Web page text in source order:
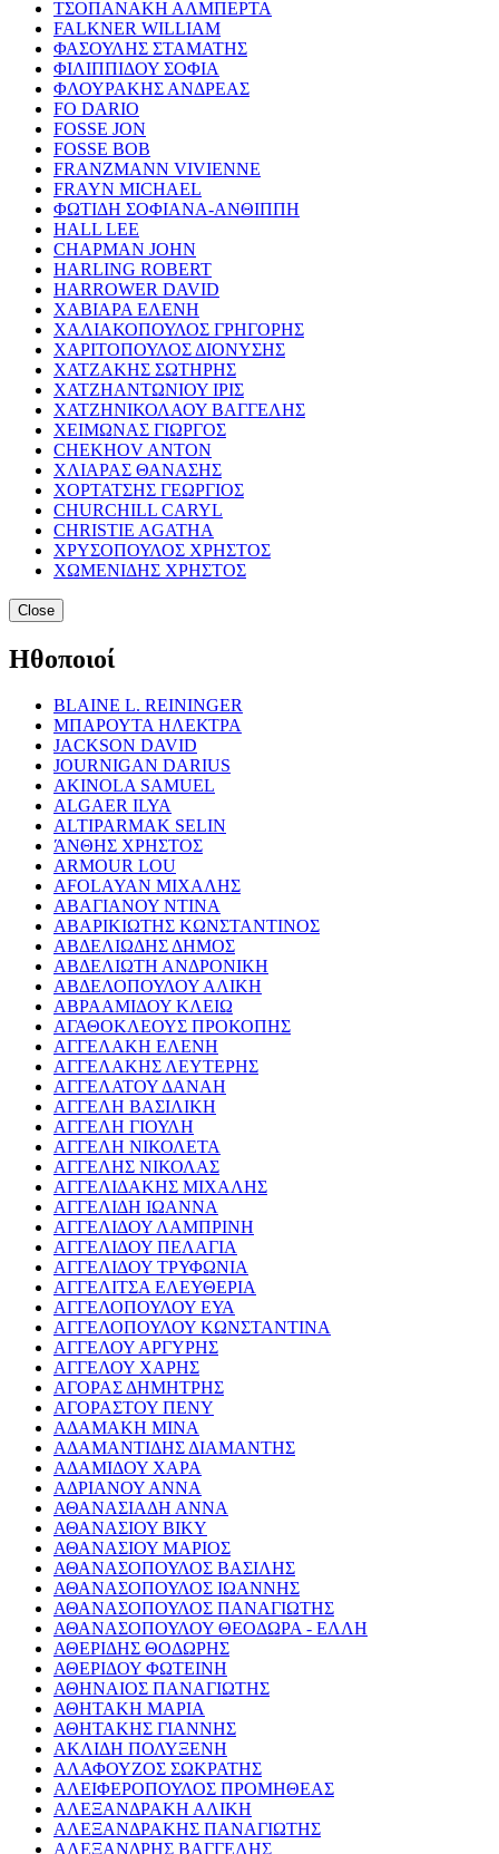
ΤΣΟΠΑΝΑΚΗ ΑΛΜΠΕΡΤΑ
FALKNER WILLIAM
ΦΑΣΟΥΛΗΣ ΣΤΑΜΑΤΗΣ
ΦΙΛΙΠΠΙΔΟΥ ΣΟΦΙΑ
ΦΛΟΥΡΑΚΗΣ ΑΝΔΡΕΑΣ
FO DARIO
FOSSE JON
FOSSE BOB
FRANZMANN VIVIENNE
FRAYN MICHAEL
ΦΩΤΙΔΗ ΣΟΦΙΑΝΑ-ΑΝΘΙΠΠΗ
HALL LEE
CHAPMAN JOHN
HARLING ROBERT
HARROWER DAVID
ΧΑΒΙΑΡΑ ΕΛΕΝΗ
ΧΑΛΙΑΚΟΠΟΥΛΟΣ ΓΡΗΓΟΡΗΣ
ΧΑΡΙΤΟΠΟΥΛΟΣ ΔΙΟΝΥΣΗΣ
ΧΑΤΖΑΚΗΣ ΣΩΤΗΡΗΣ
ΧΑΤΖΗΑΝΤΩΝΙΟΥ ΙΡΙΣ
ΧΑΤΖΗΝΙΚΟΛΑΟΥ ΒΑΓΓΕΛΗΣ
ΧΕΙΜΩΝΑΣ ΓΙΩΡΓΟΣ
CHEKHOV ANTON
ΧΛΙΑΡΑΣ ΘΑΝΑΣΗΣ
ΧΟΡΤΑΤΣΗΣ ΓΕΩΡΓΙΟΣ
CHURCHILL CARYL
CHRISTIE AGATHA
ΧΡΥΣΟΠΟΥΛΟΣ ΧΡΗΣΤΟΣ
ΧΩΜΕΝΙΔΗΣ ΧΡΗΣΤΟΣ
Close
Ηθοποιοί
BLAINE L. REININGER
ΜΠΑΡΟΥΤΑ ΗΛΕΚΤΡΑ
JACKSON DAVID
JOURNIGAN DARIUS
AKINOLA SAMUEL
ALGAER ILYA
ALTIPARMAK SELIN
ΆΝΘΗΣ ΧΡΗΣΤΟΣ
ARMOUR LOU
AFOLAYAN ΜΙΧΑΛΗΣ
ΑΒΑΓΙΑΝΟΥ ΝΤΙΝΑ
ΑΒΑΡΙΚΙΩΤΗΣ ΚΩΝΣΤΑΝΤΙΝΟΣ
ΑΒΔΕΛΙΩΔΗΣ ΔΗΜΟΣ
ΑΒΔΕΛΙΩΤΗ ΑΝΔΡΟΝΙΚΗ
ΑΒΔΕΛΟΠΟΥΛΟΥ ΑΛΙΚΗ
ΑΒΡΑΑΜΙΔΟΥ ΚΛΕΙΩ
ΑΓΑΘΟΚΛΕΟΥΣ ΠΡΟΚΟΠΗΣ
ΑΓΓΕΛΑΚΗ ΕΛΕΝΗ
ΑΓΓΕΛΑΚΗΣ ΛΕΥΤΕΡΗΣ
ΑΓΓΕΛΑΤΟΥ ΔΑΝΑΗ
ΑΓΓΕΛΗ ΒΑΣΙΛΙΚΗ
ΑΓΓΕΛΗ ΓΙΟΥΛΗ
ΑΓΓΕΛΗ ΝΙΚΟΛΕΤΑ
ΑΓΓΕΛΗΣ ΝΙΚΟΛΑΣ
ΑΓΓΕΛΙΔΑΚΗΣ ΜΙΧΑΛΗΣ
ΑΓΓΕΛΙΔΗ ΙΩΑΝΝΑ
ΑΓΓΕΛΙΔΟΥ ΛΑΜΠΡΙΝΗ
ΑΓΓΕΛΙΔΟΥ ΠΕΛΑΓΙΑ
ΑΓΓΕΛΙΔΟΥ ΤΡΥΦΩΝΙΑ
ΑΓΓΕΛΙΤΣΑ ΕΛΕΥΘΕΡΙΑ
ΑΓΓΕΛΟΠΟΥΛΟΥ ΕΥΑ
ΑΓΓΕΛΟΠΟΥΛΟΥ ΚΩΝΣΤΑΝΤΙΝΑ
ΑΓΓΕΛΟΥ ΑΡΓΥΡΗΣ
ΑΓΓΕΛΟΥ ΧΑΡΗΣ
ΑΓΟΡΑΣ ΔΗΜΗΤΡΗΣ
ΑΓΟΡΑΣΤΟΥ ΠΕΝΥ
ΑΔΑΜΑΚΗ ΜΙΝΑ
ΑΔΑΜΑΝΤΙΔΗΣ ΔΙΑΜΑΝΤΗΣ
ΑΔΑΜΙΔΟΥ ΧΑΡΑ
ΑΔΡΙΑΝΟΥ ΑΝΝΑ
ΑΘΑΝΑΣΙΑΔΗ ΑΝΝΑ
ΑΘΑΝΑΣΙΟΥ ΒΙΚΥ
ΑΘΑΝΑΣΙΟΥ ΜΑΡΙΟΣ
ΑΘΑΝΑΣΟΠΟΥΛΟΣ ΒΑΣΙΛΗΣ
ΑΘΑΝΑΣΟΠΟΥΛΟΣ ΙΩΑΝΝΗΣ
ΑΘΑΝΑΣΟΠΟΥΛΟΣ ΠΑΝΑΓΙΩΤΗΣ
ΑΘΑΝΑΣΟΠΟΥΛΟΥ ΘΕΟΔΩΡΑ - ΕΛΛΗ
ΑΘΕΡΙΔΗΣ ΘΟΔΩΡΗΣ
ΑΘΕΡΙΔΟΥ ΦΩΤΕΙΝΗ
ΑΘΗΝΑΙΟΣ ΠΑΝΑΓΙΩΤΗΣ
ΑΘΗΤΑΚΗ ΜΑΡΙΑ
ΑΘΗΤΑΚΗΣ ΓΙΑΝΝΗΣ
ΑΚΛΙΔΗ ΠΟΛΥΞΕΝΗ
ΑΛΑΦΟΥΖΟΣ ΣΩΚΡΑΤΗΣ
ΑΛΕΙΦΕΡΟΠΟΥΛΟΣ ΠΡΟΜΗΘΕΑΣ
ΑΛΕΞΑΝΔΡΑΚΗ ΑΛΙΚΗ
ΑΛΕΞΑΝΔΡΑΚΗΣ ΠΑΝΑΓΙΩΤΗΣ
ΑΛΕΞΑΝΔΡΗΣ ΒΑΓΓΕΛΗΣ